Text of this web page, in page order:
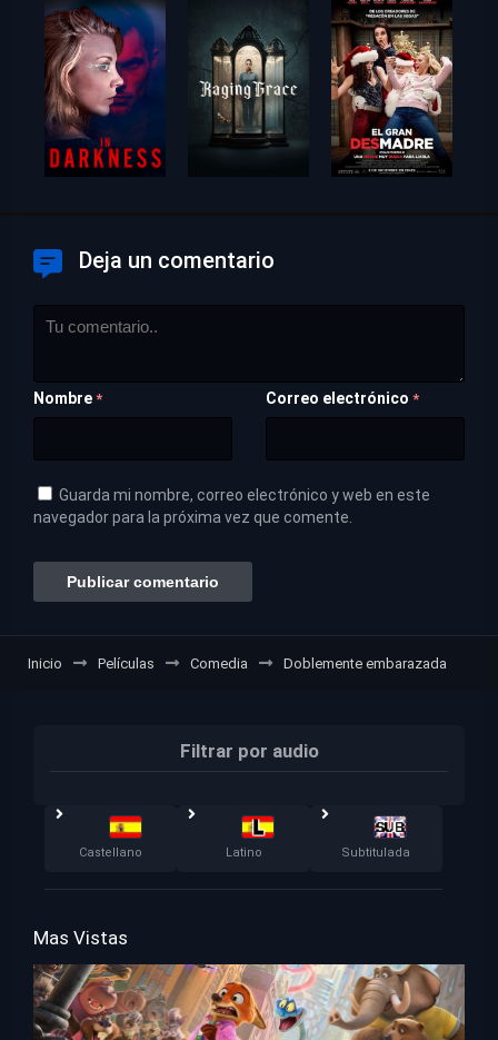
Deja un comentario
Nombre * Correo electrónico *
Guarda mi nombre, correo electrónico y web en este
navegador para la próxima vez que comente.
Inicio Películas Comedia Doblemente embarazada
Filtrar por audio
Castellano Latino Subtitulada
Mas Vistas